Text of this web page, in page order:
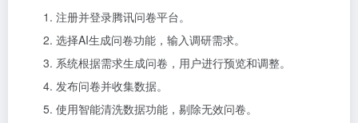
注册并登录腾讯问卷平台。
选择AI生成问卷功能，输入调研需求。
系统根据需求生成问卷，用户进行预览和调整。
发布问卷并收集数据。
使用智能清洗数据功能，剔除无效问卷。